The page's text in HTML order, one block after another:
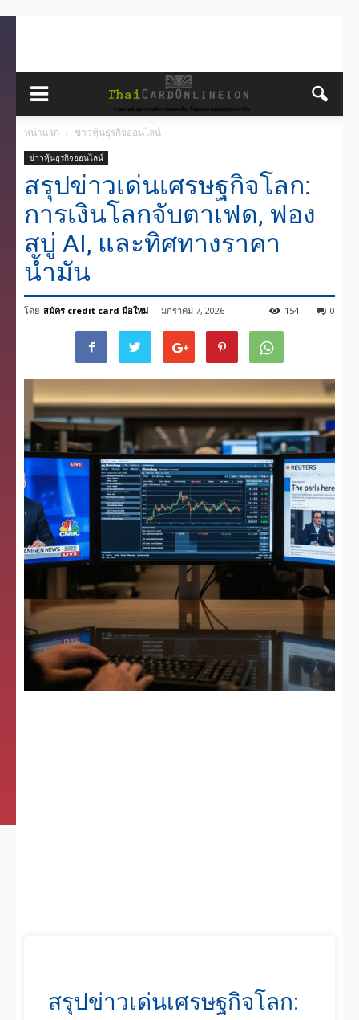
หน้าแรก ข่าวหุ้นธุรกิจออนไลน์
ข่าวหุ้นธุรกิจออนไลน์
สรุปข่าวเด่นเศรษฐกิจโลก:
การเงินโลกจับตาเฟด, ฟอง
สบู่ AI, และทิศทางราคา
น้ำมัน
โดย สมัคร credit card มือใหม่ - มกราคม 7, 2026 0
154
สรุปข่าวเด่นเศรษฐกิจโลก: